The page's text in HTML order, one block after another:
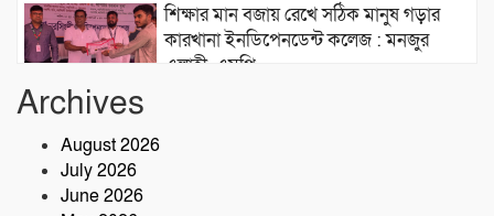
শিক্ষার মান বজায় রেখে সঠিক মানুষ গড়ার
কারখানা ইনডিপেনডেন্ট কলেজ : মনজুর
এলাহী, এমপি
Archives
August 2026
July 2026
June 2026